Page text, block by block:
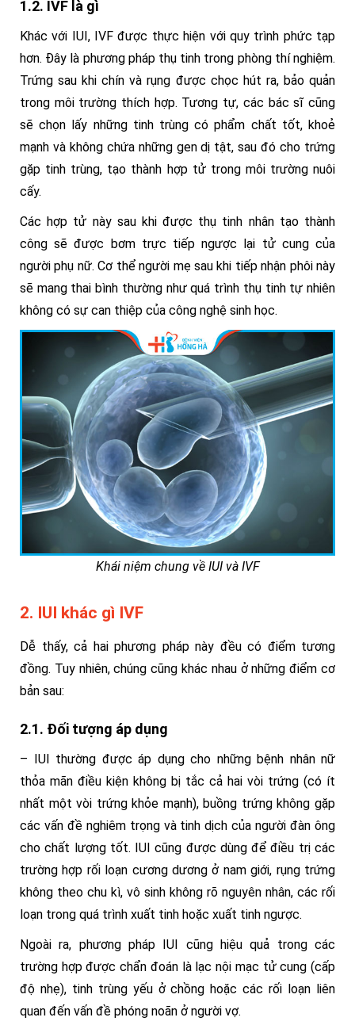
1.2. IVF là gì
Khác với IUI, IVF được thực hiện với quy trình phức tạp
hơn. Đây là phương pháp thụ tinh trong phòng thí nghiệm.
Trứng sau khi chín và rụng được chọc hút ra, bảo quản
trong môi trường thích hợp. Tương tự, các bác sĩ cũng
sẽ chọn lấy những tinh trùng có phẩm chất tốt, khoẻ
mạnh và không chứa những gen dị tật, sau đó cho trứng
gặp tinh trùng, tạo thành hợp tử trong môi trường nuôi
cấy.
Các hợp tử này sau khi được thụ tinh nhân tạo thành
công sẽ được bơm trực tiếp ngược lại tử cung của
người phụ nữ. Cơ thể người mẹ sau khi tiếp nhận phôi này
sẽ mang thai bình thường như quá trình thụ tinh tự nhiên
không có sự can thiệp của công nghệ sinh học.
Khái niệm chung về IUI và IVF
2. IUI khác gì IVF
Dễ thấy, cả hai phương pháp này đều có điểm tương
đồng. Tuy nhiên, chúng cũng khác nhau ở những điểm cơ
bản sau:
2.1. Đối tượng áp dụng
– IUI thường được áp dụng cho những bệnh nhân nữ
thỏa mãn điều kiện không bị tắc cả hai vòi trứng (có ít
nhất một vòi trứng khỏe mạnh), buồng trứng không gặp
các vấn đề nghiêm trọng và tinh dịch của người đàn ông
cho chất lượng tốt. IUI cũng được dùng để điều trị các
trường hợp rối loạn cương dương ở nam giới, rụng trứng
không theo chu kì, vô sinh không rõ nguyên nhân, các rối
loạn trong quá trình xuất tinh hoặc xuất tinh ngược.
Ngoài ra, phương pháp IUI cũng hiệu quả trong các
trường hợp được chẩn đoán là lạc nội mạc tử cung (cấp
độ nhẹ), tinh trùng yếu ở chồng hoặc các rối loạn liên
quan đến vấn đề phóng noãn ở người vợ.